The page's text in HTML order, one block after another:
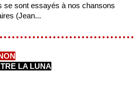
se sont essayés à nos chansons
(Jean...
LA LUNA